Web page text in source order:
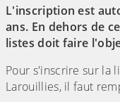
L'inscription est
ans. En dehors de
listes doit faire
Pour s'inscrire sur la
Larouillies, il faut